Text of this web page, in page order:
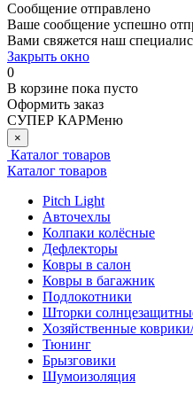
Сообщение отправлено
Ваше сообщение успешно
Вами свяжется наш
Закрыть окно
0
В корзине пока пусто
Оформить заказ
СУПЕР КАРМеню
×
Каталог товаров
Каталог товаров
Pitch Light
Авточехлы
Колпаки колёсные
Дефлекторы
Ковры в салон
Ковры в багажник
Подлокотники
Шторки
Хозяйственные
Тюнинг
Брызговики
Шумоизоляция